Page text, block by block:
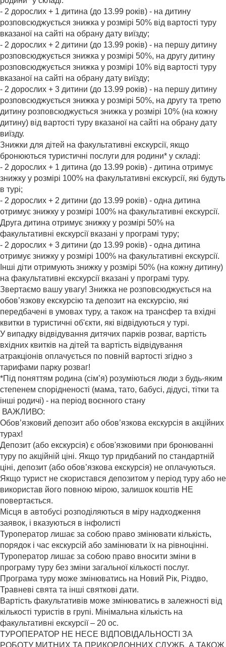
- 2 дорослих + 1 дитина (до 13.99 років) - на дитину
розповсюджується знижка у розмірі 50% від вартості туру
вказаної на сайті на обрану дату виїзду;
- 2 дорослих + 2 дитини (до 13.99 років) - на першу дитину
розповсюджується знижка у розмірі 50%, на другу дитину
розповсюджується знижка у розмірі 10% від вартості туру
вказаної на сайті на обрану дату виїзду;
- 2 дорослих + 3 дитини (до 13.99 років) - на першу дитину
розповсюджується знижка у розмірі 50%, на другу та третю
дитину розповсюджується знижка у розмірі 10% (на кожну
дитину) від вартості туру вказаної на сайті на обрану дату
виїзду.
Знижки для дітей на факультативні екскурсії, якщо
бронюються туристичні послуги для родини* у складі:
- 2 дорослих + 1 дитина (до 13.99 років) - дитина отримує
знижку у розмірі 100% на факультативні екскурсії, які будуть
в турі;
- 2 дорослих + 2 дитини (до 13.99 років) - одна дитина
отримує знижку у розмірі 100% на факультативні екскурсії.
Друга дитина отримує знижку у розмірі 50% на
факультативні екскурсії вказані у програмі туру;
- 2 дорослих + 3 дитини (до 13.99 років) - одна дитина
отримує знижку у розмірі 100% на факультативні екскурсії.
Інші діти отримують знижку у розмірі 50% (на кожну дитину)
на факультативні екскурсії вказані у програмі туру.
Звертаємо вашу увагу! Знижка не розповсюджується на
обов’язкову екскурсію та депозит на екскурсію, які
передбачені в умовах туру, а також на трансфер та вхідні
квитки в туристичні об'єкти, які відвідуються у турі.
У випадку відвідування дитячих парків розваг, вартість
вхідних квитків на дітей та вартість відвідування
атракціонів оплачується по повній вартості згідно з
тарифами парку розваг!
*Під поняттям родина (сім’я) розуміються люди з будь-яким
степенем спорідненості (мама, тато, бабусі, дідусі, тітки та
інші родичі) - на період воєнного стану
ВАЖЛИВО:
Обов’язковий депозит або обов’язкова екскурсія в акційних
турах!
Депозит (або екскурсія) є обов'язковими при бронюванні
туру по акційній ціні. Якщо тур придбаний по стандартній
ціні, депозит (або обов’язкова екскурсія) не оплачуються.
Якщо турист не скористався депозитом у період туру або не
використав його повною мірою, залишок коштів НЕ
повертається.
Місця в автобусі розподіляються в міру надходження
заявок, і вказуються в інфолисті
Туроператор лишає за собою право змінювати кількість,
порядок і час екскурсій або замінювати їх на рівноцінні.
Туроператор лишає за собою право вносити зміни в
програму туру без зміни загальної кількості послуг.
Програма туру може змінюватись на Новий Рік, Різдво,
Травневі свята та інші святкові дати.
Вартість факультативів може змінюватись в залежності від
кількості туристів в групі. Мінімальна кількість на
факультативні екскурсії – 20 ос.
ТУРОПЕРАТОР НЕ НЕСЕ ВІДПОВІДАЛЬНОСТІ ЗА
РОБОТУ МИТНИХ ТА ПРИКОРДОННИХ СЛУЖБ, А ТАКОЖ